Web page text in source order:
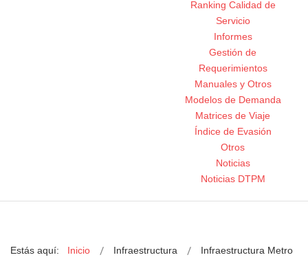
Ranking Calidad de
Servicio
Informes
Gestión de
Requerimientos
Manuales y Otros
Modelos de Demanda
Matrices de Viaje
Índice de Evasión
Otros
Noticias
Noticias DTPM
Estás aquí: Inicio Infraestructura Infraestructura Metro